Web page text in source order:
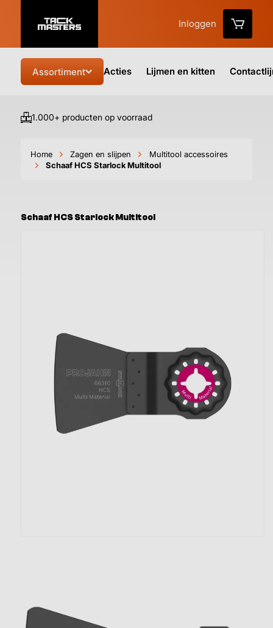
Inloggen
Assortiment Acties Lijmen en kitten
1.000+ producten op voorraad
Home Zagen en slijpen
Multitool accessoires
Schaaf HCS Starlock Multitool
Schaaf HCS Starlock Multitool